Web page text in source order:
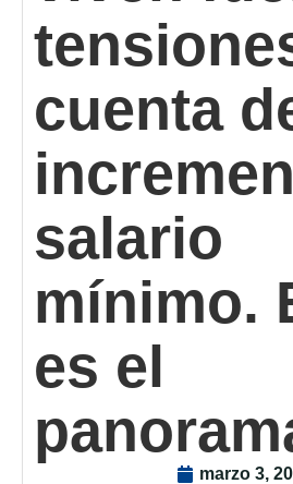
cuenta
salario
mínimo.
es el
marzo 3,